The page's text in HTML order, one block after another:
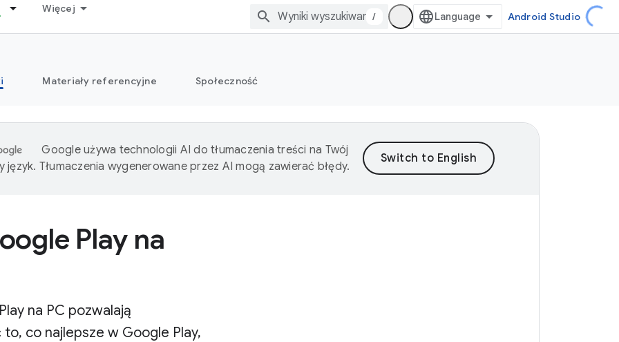
Więcej
/ Android Studio
Materiały referencyjne Społeczność
Google używa technologii AI do tłumaczenia treści na Twój
język. Tłumaczenia wygenerowane przez AI mogą zawierać błędy.
Play na
na PC pozwalają
co najlepsze w Google Play,